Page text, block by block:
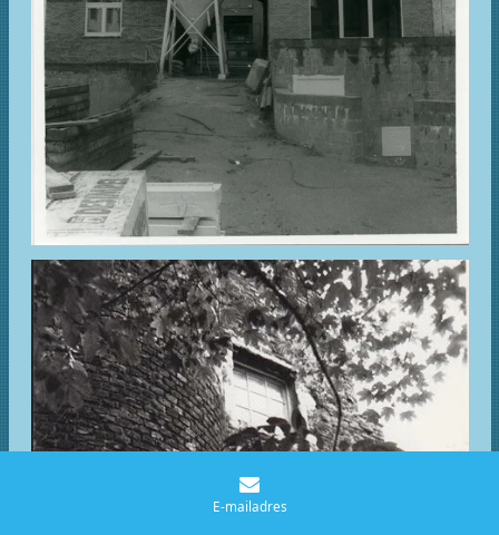
E-mailadres